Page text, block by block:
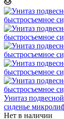
Унитаз
сиденье
Нет в наличии